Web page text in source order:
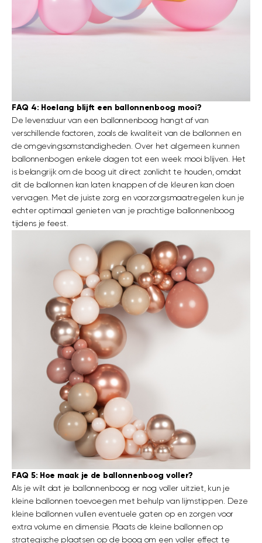
FAQ 4: Hoelang blijft een ballonnenboog mooi?
De levensduur van een ballonnenboog hangt af van
verschillende factoren, zoals de kwaliteit van de ballonnen en
de omgevingsomstandigheden. Over het algemeen kunnen
ballonnenbogen enkele dagen tot een week mooi blijven. Het
is belangrijk om de boog uit direct zonlicht te houden, omdat
dit de ballonnen kan laten knappen of de kleuren kan doen
vervagen. Met de juiste zorg en voorzorgsmaatregelen kun je
echter optimaal genieten van je prachtige ballonnenboog
tijdens je feest.
FAQ 5: Hoe maak je de ballonnenboog voller?
Als je wilt dat je ballonnenboog er nog voller uitziet, kun je
kleine ballonnen toevoegen met behulp van lijmstippen. Deze
kleine ballonnen vullen eventuele gaten op en zorgen voor
extra volume en dimensie. Plaats de kleine ballonnen op
strategische plaatsen op de boog om een voller effect te